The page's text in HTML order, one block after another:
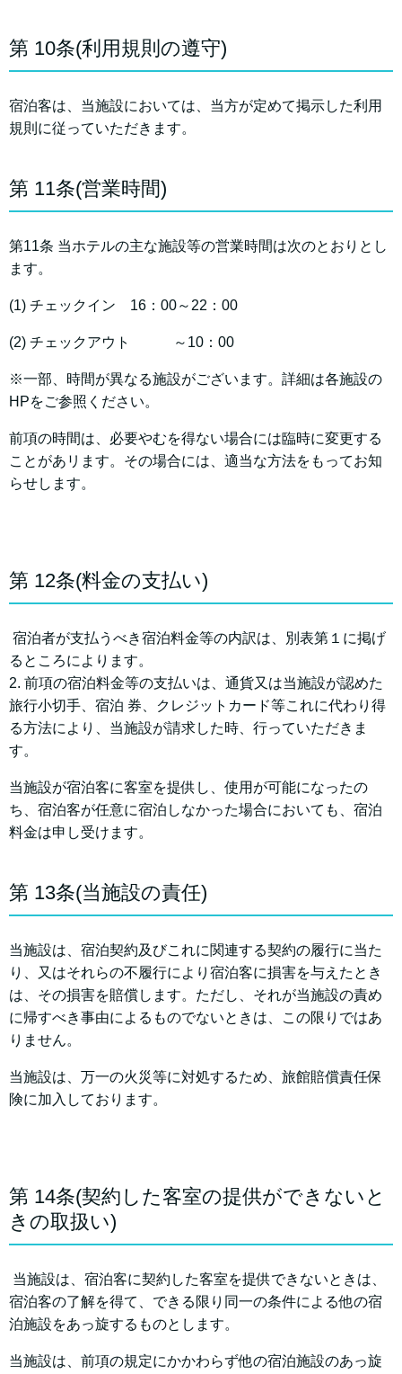
第 10条(利用規則の遵守)
宿泊客は、当施設においては、当方が定めて掲示した利用
規則に従っていただきます。
第 11条(営業時間)
第11条 当ホテルの主な施設等の営業時間は次のとおりとし
ます。
(1) チェックイン 16：00～22：00
(2) チェックアウト ～10：00
※一部、時間が異なる施設がございます。詳細は各施設の
HPをご参照ください。
前項の時間は、必要やむを得ない場合には臨時に変更する
ことがあリます。その場合には、適当な方法をもってお知
らせします。
第 12条(料金の支払い)
宿泊者が支払うべき宿泊料金等の内訳は、別表第１に掲げ
るところによります。
2. 前項の宿泊料金等の支払いは、通貨又は当施設が認めた
旅行小切手、宿泊 券、クレジットカード等これに代わり得
る方法により、当施設が請求した時、行っていただきま
す。
当施設が宿泊客に客室を提供し、使用が可能になったの
ち、宿泊客が任意に宿泊しなかった場合においても、宿泊
料金は申し受けます。
第 13条(当施設の責任)
当施設は、宿泊契約及びこれに関連する契約の履行に当た
り、又はそれらの不履行により宿泊客に損害を与えたとき
は、その損害を賠償します。ただし、それが当施設の責め
に帰すべき事由によるものでないときは、この限りではあ
りません。
当施設は、万一の火災等に対処するため、旅館賠償責任保
険に加入しております。
第 14条(契約した客室の提供ができないと
きの取扱い)
当施設は、宿泊客に契約した客室を提供できないときは、
宿泊客の了解を得て、できる限り同一の条件による他の宿
泊施設をあっ旋するものとします。
当施設は、前項の規定にかかわらず他の宿泊施設のあっ旋